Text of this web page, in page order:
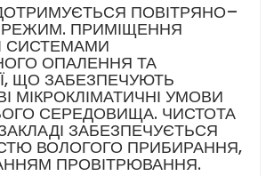
ПОВІТРЯНО–
ПРИМІЩЕННЯ
СИСТЕМАМИ
ОПАЛЕННЯ ТА
ЩО ЗАБЕЗПЕЧУЮТЬ
МІКРОКЛІМАТИЧНІ УМОВИ
СЕРЕДОВИЩА. ЧИСТОТА
ЗАБЕЗПЕЧУЄТЬСЯ
ВОЛОГОГО ПРИБИРАННЯ,
ПРОВІТРЮВАННЯ.